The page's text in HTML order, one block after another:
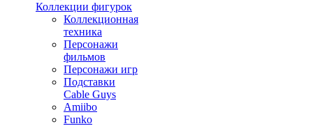
Коллекции фигурок
Коллекционная
техника
Персонажи
фильмов
Персонажи игр
Подставки
Cable Guys
Amiibo
Funko